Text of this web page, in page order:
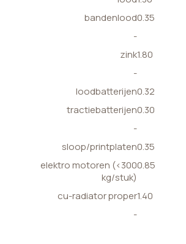
bandenlood0.35
-
zink1.80
-
loodbatterijen0.32
tractiebatterijen0.30
-
sloop/printplaten0.35
elektro motoren (<300
kg/stuk)
0.85
cu-radiator proper1.40
-